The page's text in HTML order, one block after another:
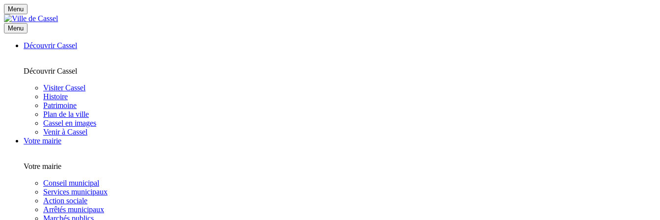
Menu
Menu
Découvrir Cassel
Découvrir Cassel
Visiter Cassel
Histoire
Patrimoine
Plan de la ville
Cassel en images
Venir à Cassel
Votre mairie
Votre mairie
Conseil municipal
Services municipaux
Action sociale
Arrêtés municipaux
Marchés publics